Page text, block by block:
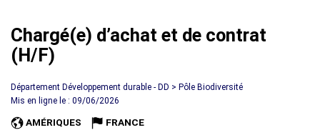
Chargé(e) d’achat et de contrat
(H/F)
Département Développement durable - DD > Pôle Biodiversité
Mis en ligne le : 09/06/2026
AMÉRIQUES
FRANCE